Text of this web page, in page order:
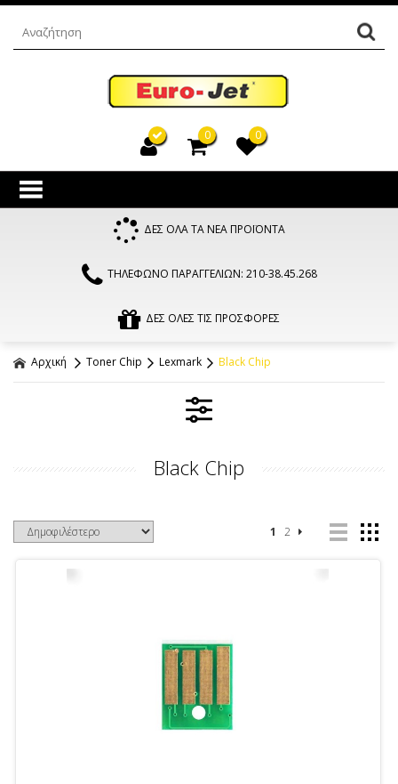
0 0
ΔΕΣ ΟΛΑ ΤΑ ΝΕΑ ΠΡΟΪΟΝΤΑ
ΤΗΛΕΦΩΝΟ ΠΑΡΑΓΓΕΛΙΩΝ: 210-38.45.268
ΔΕΣ ΟΛΕΣ ΤΙΣ ΠΡΟΣΦΟΡΕΣ
Αρχική Toner Chip Lexmark Black Chip
Black Chip
1 2